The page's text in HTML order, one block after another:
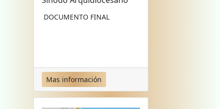
DOCUMENTO FINAL
Mas información